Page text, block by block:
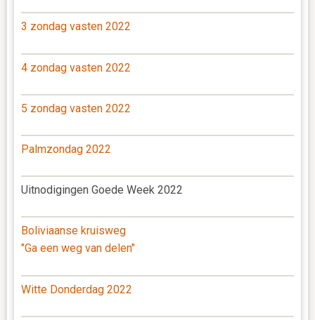
3 zondag vasten 2022
4 zondag vasten 2022
5 zondag vasten 2022
Palmzondag 2022
Uitnodigingen Goede Week 2022
Boliviaanse kruisweg
"Ga een weg van delen"
Witte Donderdag 2022